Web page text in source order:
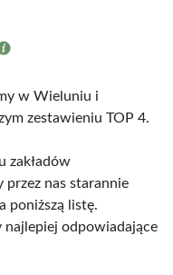
w Wieluniu i
zestawieniu TOP 4.
zakładów
przez nas starannie
poniższą listę.
odpowiadające